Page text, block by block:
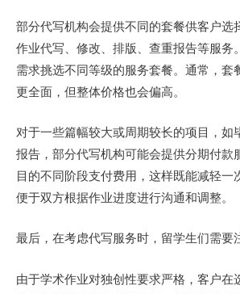
部分代写机构会提供不同的套餐供客户选
作业代写、修改、排版、查重报告等服务
需求挑选不同等级的服务套餐。通常，套
更全面，但整体价格也会偏高。
对于一些篇幅较大或周期较长的项目，如
报告，部分代写机构可能会提供分期付款
目的不同阶段支付费用，这样既能减轻一
便于双方根据作业进度进行沟通和调整。
最后，在考虑代写服务时，留学生们需要
由于学术作业对独创性要求严格，客户在